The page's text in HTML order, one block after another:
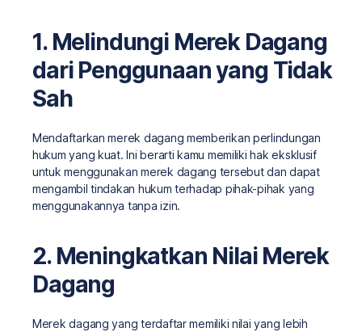
1. Melindungi Merek Dagang
dari Penggunaan yang Tidak
Sah
Mendaftarkan merek dagang memberikan perlindungan
hukum yang kuat. Ini berarti kamu memiliki hak eksklusif
untuk menggunakan merek dagang tersebut dan dapat
mengambil tindakan hukum terhadap pihak-pihak yang
menggunakannya tanpa izin.
2. Meningkatkan Nilai Merek
Dagang
Merek dagang yang terdaftar memiliki nilai yang lebih